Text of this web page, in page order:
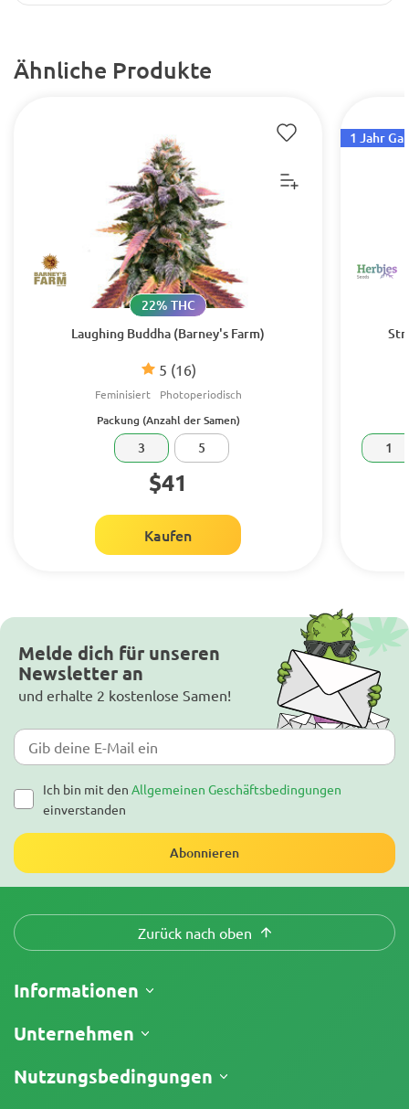
Ähnliche Produkte
Laughing Buddha (Barney's Farm)
5 (16)
22% THC
Feminisiert Photoperiodisch
Packung (Anzahl der Samen)
3 5
$41
Kaufen
1 Jahr
1
Melde dich für unseren
Newsletter an
und erhalte 2 kostenlose Samen!
Ich bin mit den Allgemeinen Geschäftsbedingungen
einverstanden
Abonnieren
Zurück nach oben
Informationen
Versand
Rückgaberecht
Unternehmen
Über uns
Nutzungsbedingungen